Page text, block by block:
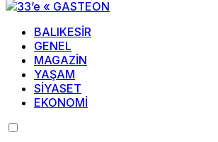
BALIKESİR
GENEL
MAGAZİN
YAŞAM
SİYASET
EKONOMİ